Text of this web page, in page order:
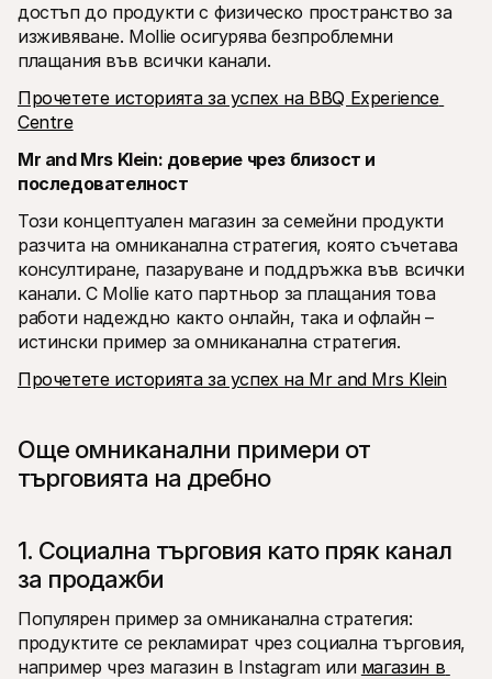
достъп до продукти с физическо пространство за
изживяване. Mollie осигурява безпроблемни
плащания във всички канали.
Прочетете историята за успех на BBQ Experience
Centre
Mr and Mrs Klein: доверие чрез близост и
последователност
Този концептуален магазин за семейни продукти
разчита на омниканална стратегия, която съчетава
консултиране, пазаруване и поддръжка във всички
канали. С Mollie като партньор за плащания това
работи надеждно както онлайн, така и офлайн –
истински пример за омниканална стратегия.
Прочетете историята за успех на Mr and Mrs Klein
Още омниканални примери от
търговията на дребно
1. Социална търговия като пряк канал
за продажби
Популярен пример за омниканална стратегия:
продуктите се рекламират чрез социална търговия,
например чрез магазин в Instagram или магазин в